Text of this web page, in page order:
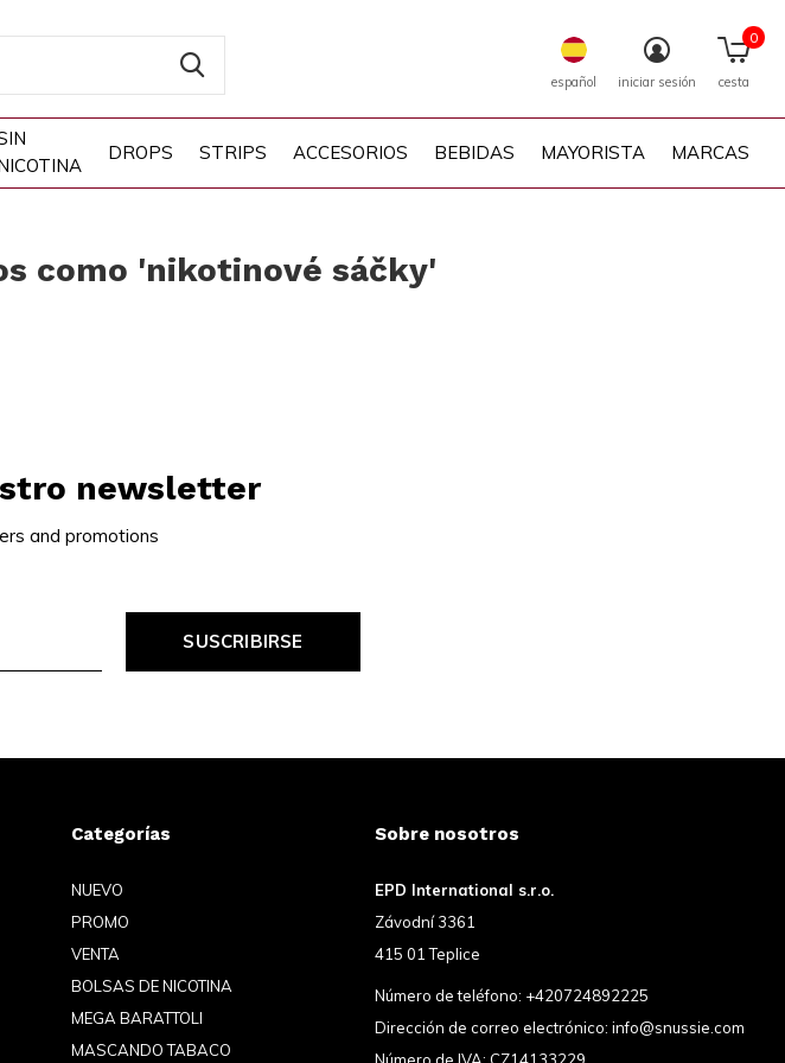
DROPS STRIPS ACCESORIOS BEBIDAS MAYORISTA MARCAS
español iniciar sesión cesta
0
como 'nikotinové sáčky'
newsletter
and promotions
SUSCRIBIRSE
Categorías
NUEVO
PROMO
VENTA
BOLSAS DE NICOTINA
MEGA BARATTOLI
MASCANDO TABACO
Sobre nosotros
EPD International s.r.o.
Závodní 3361
415 01 Teplice
Número de teléfono: +420724892225
Dirección de correo electrónico: info@snussie.com